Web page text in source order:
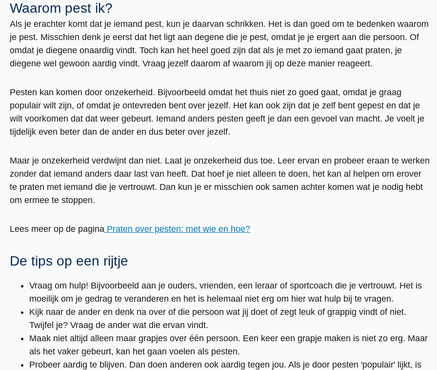
Waarom pest ik?
Als je erachter komt dat je iemand pest, kun je daarvan schrikken. Het is dan goed om te bedenken waarom
je pest. Misschien denk je eerst dat het ligt aan degene die je pest, omdat je je ergert aan die persoon. Of
omdat je diegene onaardig vindt. Toch kan het heel goed zijn dat als je met zo iemand gaat praten, je
diegene wel gewoon aardig vindt. Vraag jezelf daarom af waarom jij op deze manier reageert.
Pesten kan komen door onzekerheid. Bijvoorbeeld omdat het thuis niet zo goed gaat, omdat je graag
populair wilt zijn, of omdat je ontevreden bent over jezelf. Het kan ook zijn dat je zelf bent gepest en dat je
wilt voorkomen dat dat weer gebeurt. Iemand anders pesten geeft je dan een gevoel van macht. Je voelt je
tijdelijk even beter dan de ander en dus beter over jezelf.
Maar je onzekerheid verdwijnt dan niet. Laat je onzekerheid dus toe. Leer ervan en probeer eraan te werken
zonder dat iemand anders daar last van heeft. Dat hoef je niet alleen te doen, het kan al helpen om erover
te praten met iemand die je vertrouwt. Dan kun je er misschien ook samen achter komen wat je nodig hebt
om ermee te stoppen.
Lees meer op de pagina Praten over pesten: met wie en hoe?
De tips op een rijtje
Vraag om hulp! Bijvoorbeeld aan je ouders, vrienden, een leraar of sportcoach die je vertrouwt. Het is
moeilijk om je gedrag te veranderen en het is helemaal niet erg om hier wat hulp bij te vragen.
Kijk naar de ander en denk na over of die persoon wat jij doet of zegt leuk of grappig vindt of niet.
Twijfel je? Vraag de ander wat die ervan vindt.
Maak niet altijd alleen maar grapjes over één persoon. Een keer een grapje maken is niet zo erg. Maar
als het vaker gebeurt, kan het gaan voelen als pesten.
Probeer aardig te blijven. Dan doen anderen ook aardig tegen jou. Als je door pesten 'populair' lijkt, is